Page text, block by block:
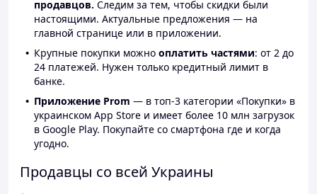
продавцов. Следим за тем, чтобы скидки были
настоящими. Актуальные предложения — на
главной странице или в приложении.
Крупные покупки можно оплатить частями: от 2 до
24 платежей. Нужен только кредитный лимит в
банке.
Приложение Prom — в топ-3 категории «Покупки» в
украинском App Store и имеет более 10 млн загрузок
в Google Play. Покупайте со смартфона где и когда
угодно.
Продавцы со всей Украины